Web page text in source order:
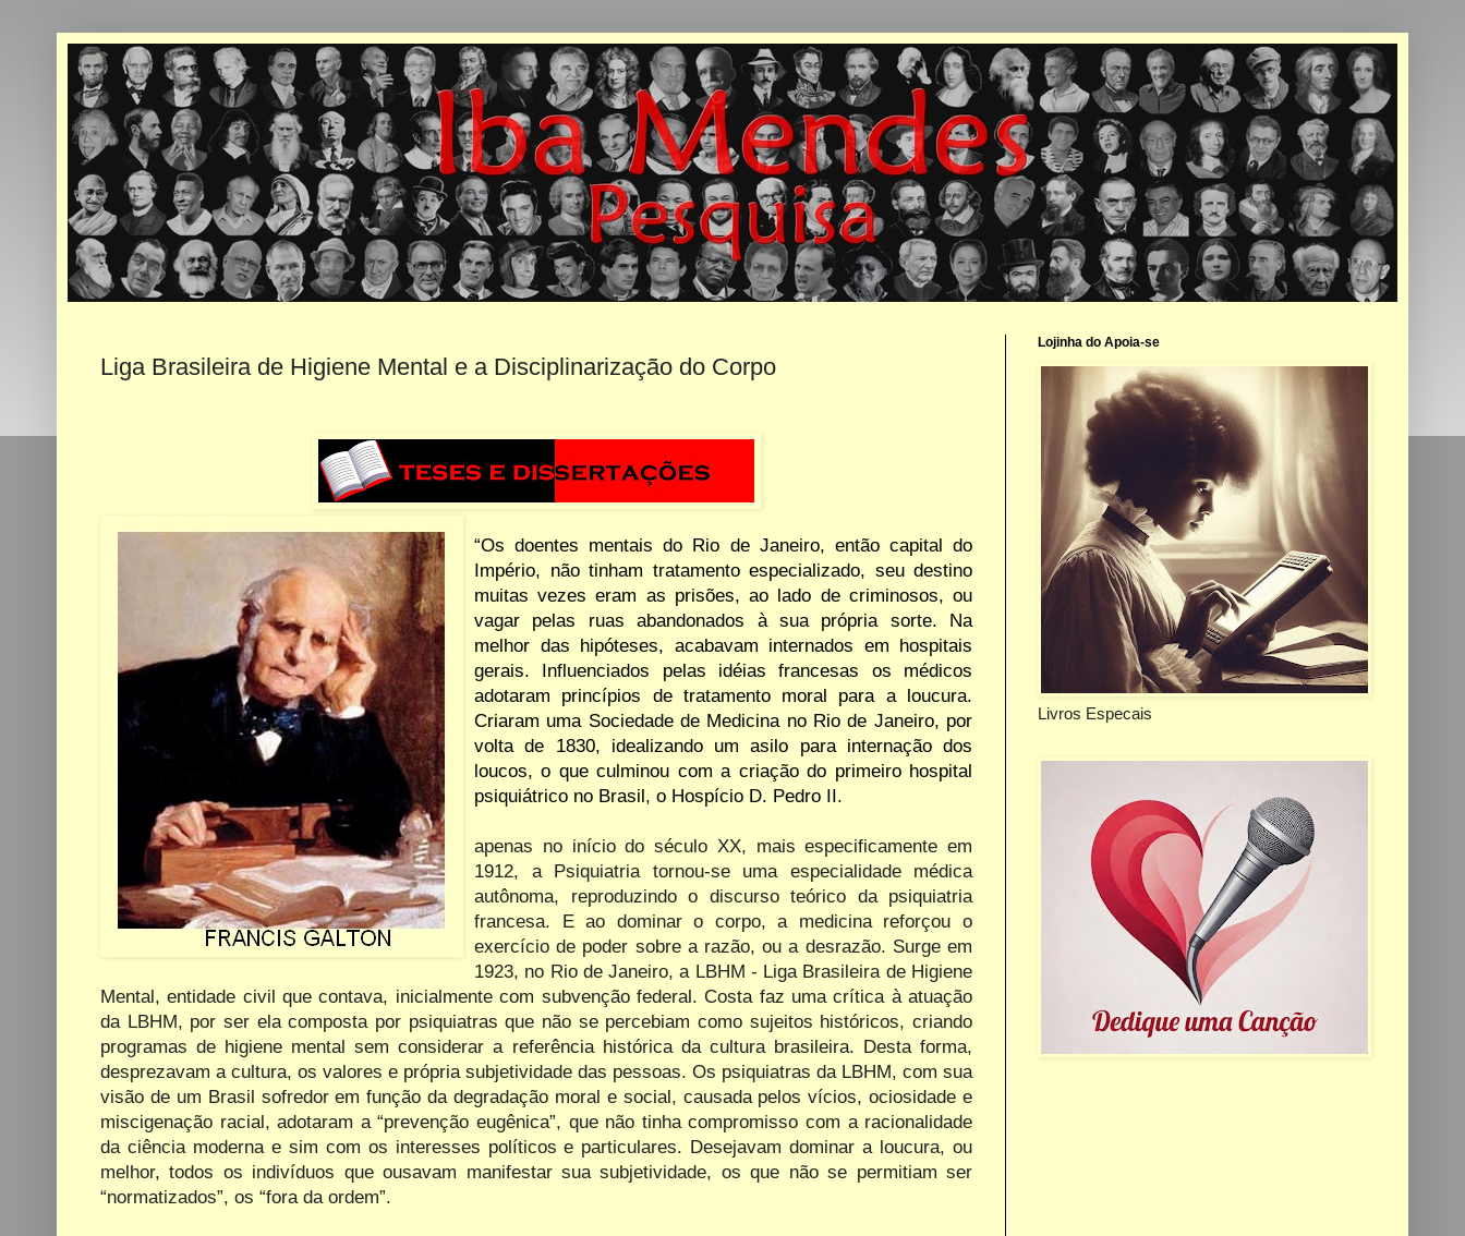
Liga Brasileira de Higiene Mental e a Disciplinarização do Corpo
“Os doentes mentais do Rio de Janeiro, então capital do
Império, não tinham tratamento especializado, seu destino
muitas vezes eram as prisões, ao lado de criminosos, ou
vagar pelas ruas abandonados à sua própria sorte. Na
melhor das hipóteses, acabavam internados em hospitais
gerais. Influenciados pelas idéias francesas os médicos
adotaram princípios de tratamento moral para a loucura.
Criaram uma Sociedade de Medicina no Rio de Janeiro, por
volta de 1830, idealizando um asilo para internação dos
loucos, o que culminou com a criação do primeiro hospital
psiquiátrico no Brasil, o Hospício D. Pedro II.
apenas no início do século XX, mais especificamente em
1912, aPsiquiatria tornou-se uma especialidade médica
autônoma, reproduzindo o discurso teórico da psiquiatria
francesa. E ao dominar o corpo, a medicina reforçou o
exercício de poder sobre a razão, ou a desrazão. Surge em
1923, no Rio de Janeiro, a LBHM - Liga Brasileira de Higiene
Mental, entidade civil que contava, inicialmente com subvenção federal. Costa faz uma crítica à atuação
da LBHM, por ser ela composta por psiquiatras que não se percebiam como sujeitos históricos, criando
programasde higiene mental sem considerar a referência histórica da cultura brasileira. Desta forma,
desprezavam a cultura, os valores e própria subjetividade das pessoas. Os psiquiatras da LBHM, com sua
visão de um Brasil sofredor em função da degradação moral e social, causada pelosvícios, ociosidade e
miscigenação racial, adotaram a “prevenção eugênica”, que não tinhacompromisso com a racionalidade
da ciência moderna e sim com os interesses políticos e particulares. Desejavam dominar a loucura, ou
melhor, todos os indivíduos que ousavam manifestar sua subjetividade, os que não se permitiam ser
“normatizados”, os “fora da ordem”.
Lojinha do Apoia-se
Livros Especais